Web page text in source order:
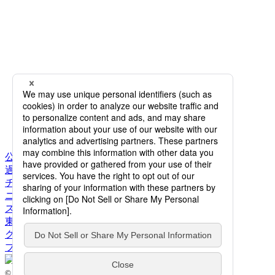
公演情報
過去公演一覧
チケット購入
ニュース
スタッフ&ダンサー
東京バレエ団とは
クラブ・アッサンブレ
ブログ
© 2026 The Tokyo Ballet. All Rights Reserved.